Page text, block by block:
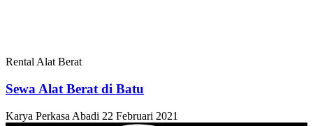
Rental Alat Berat
Sewa Alat Berat di Batu
Karya Perkasa Abadi 22 Februari 2021